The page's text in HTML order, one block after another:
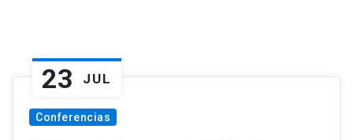
23 JUL
Conferencias